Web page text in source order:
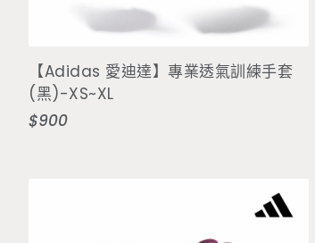
選擇選項
【Adidas 愛迪達】專業透氣訓練手套
(黑)-XS~XL
定
$900